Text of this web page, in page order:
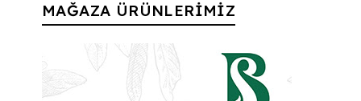
MAĞAZA ÜRÜNLERİMİZ